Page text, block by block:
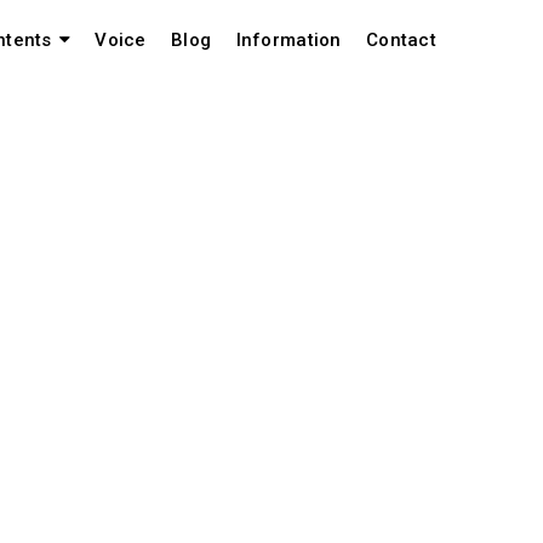
Voice Blog Information Contact